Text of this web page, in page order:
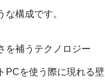
な構成です。
を補うテクノロジー
PCを使う際に現れる壁